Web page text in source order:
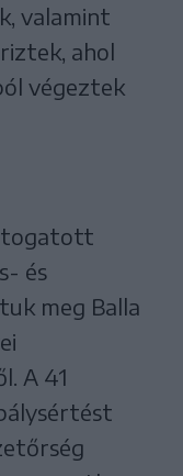
valamint
ahol
végeztek
és
meg Balla
A 41